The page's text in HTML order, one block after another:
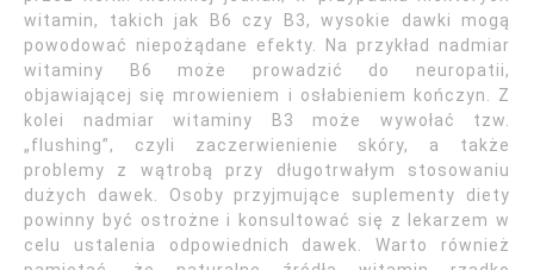
witamin, takich jak B6 czy B3, wysokie dawki mogą
powodować niepożądane efekty. Na przykład nadmiar
witaminy B6 może prowadzić do neuropatii,
objawiającej się mrowieniem i osłabieniem kończyn. Z
kolei nadmiar witaminy B3 może wywołać tzw.
„flushing”, czyli zaczerwienienie skóry, a także
problemy z wątrobą przy długotrwałym stosowaniu
dużych dawek. Osoby przyjmujące suplementy diety
powinny być ostrożne i konsultować się z lekarzem w
celu ustalenia odpowiednich dawek. Warto również